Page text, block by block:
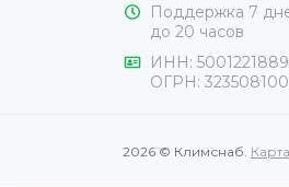
Поддержка 7
до 20 часов
ИНН:
ОГРН:
2026 © Климснаб.